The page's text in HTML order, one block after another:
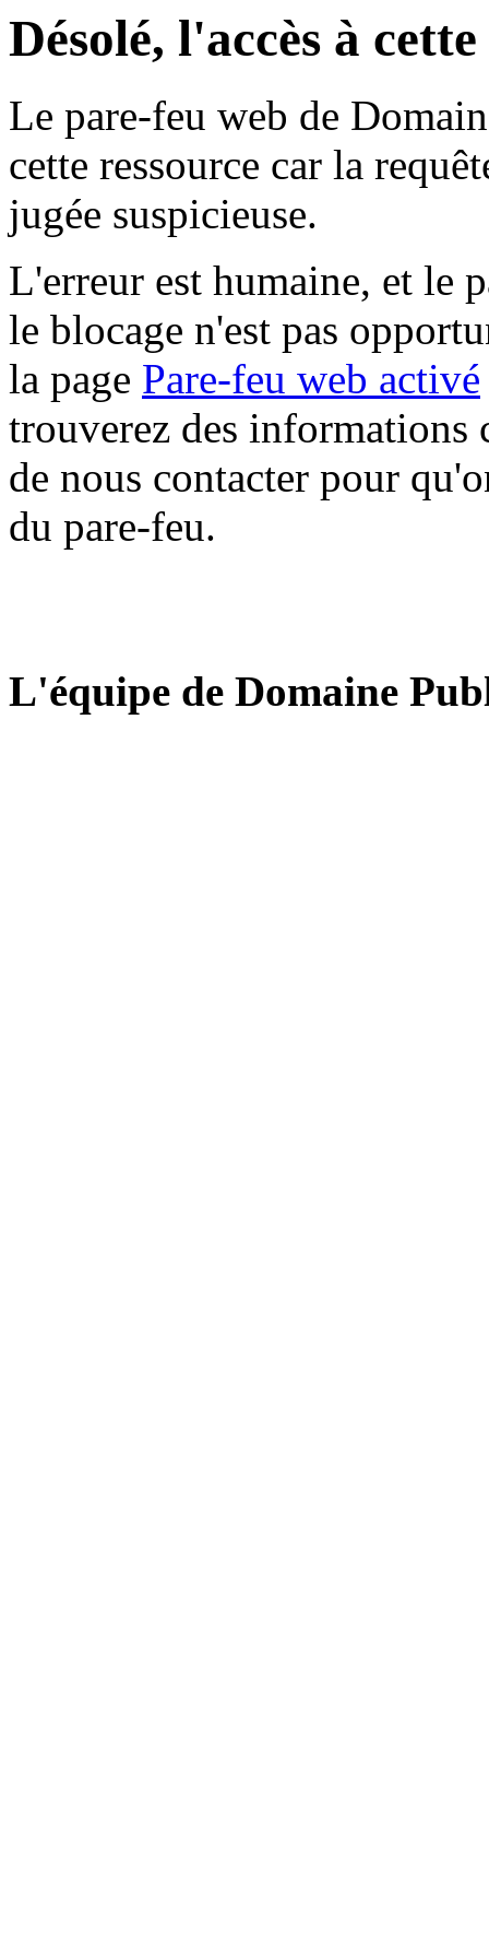
Désolé, l'accès à
Le pare-feu web de
cette ressource car la
jugée suspicieuse.
L'erreur est humaine, et le
le blocage n'est pas
la page Pare-feu web activé
trouverez des informations
de nous contacter pour
du pare-feu.
L'équipe de Domaine